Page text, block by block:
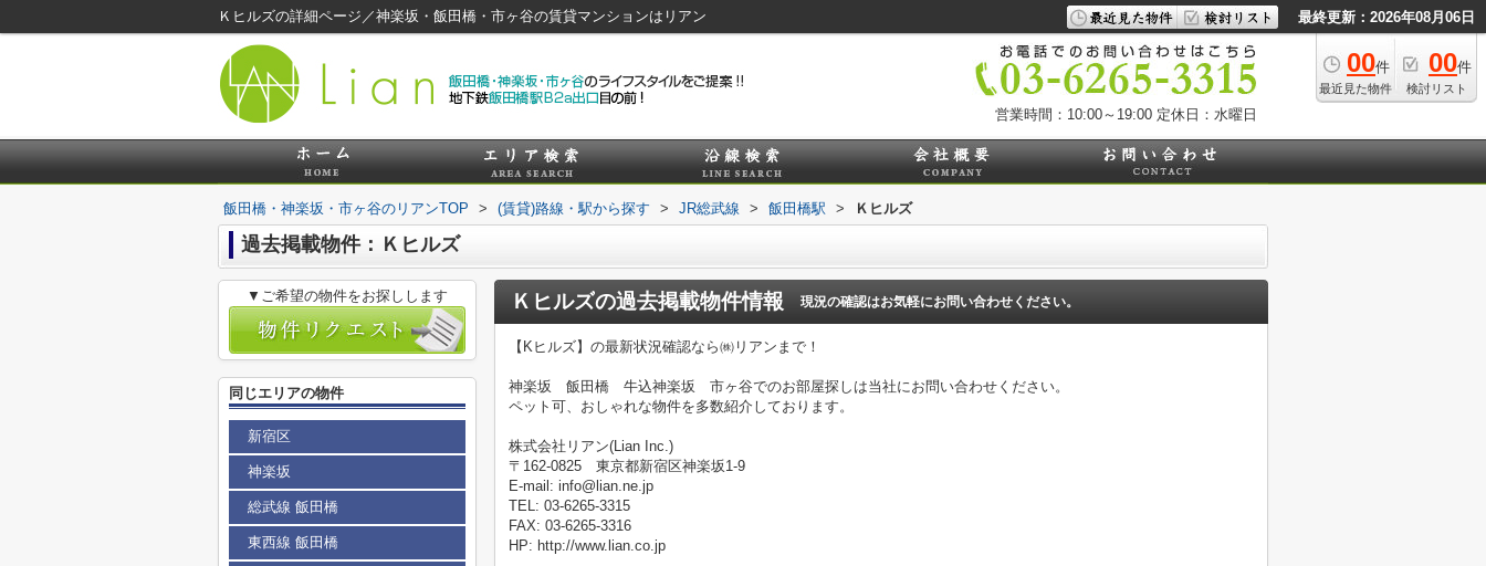
Ｋヒルズの詳細ページ／神楽坂・飯田橋・市ヶ谷の賃貸マンションはリアン 最終更新：2026年08月06日
00件
最近見た物件
00件
検討リスト
営業時間：10:00～19:00 定休日：水曜日
飯田橋・神楽坂・市ヶ谷のリアンTOP > (賃貸)路線・駅から探す > JR総武線 > 飯田橋駅 > Ｋヒルズ
過去掲載物件：Ｋヒルズ
Ｋヒルズの過去掲載物件情報 現況の確認はお気軽にお問い合わせください。
【Kヒルズ】の最新状況確認なら㈱リアンまで！
神楽坂 飯田橋 牛込神楽坂 市ヶ谷でのお部屋探しは当社にお問い合わせください。
ペット可、おしゃれな物件を多数紹介しております。
株式会社リアン(Lian Inc.)
〒162-0825 東京都新宿区神楽坂1-9
E-mail: info@lian.ne.jp
TEL: 03-6265-3315
FAX: 03-6265-3316
HP: http://www.lian.co.jp
▼ご希望の物件をお探しします
同じエリアの物件
新宿区
神楽坂
総武線 飯田橋
東西線 飯田橋